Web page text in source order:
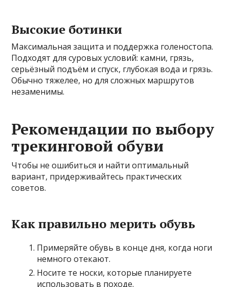
Высокие ботинки
Максимальная защита и поддержка голеностопа.
Подходят для суровых условий: камни, грязь,
серьёзный подъём и спуск, глубокая вода и грязь.
Обычно тяжелее, но для сложных маршрутов
незаменимы.
Рекомендации по выбору
трекинговой обуви
Чтобы не ошибиться и найти оптимальный
вариант, придерживайтесь практических
советов.
Как правильно мерить обувь
Примеряйте обувь в конце дня, когда ноги
немного отекают.
Носите те носки, которые планируете
использовать в походе.